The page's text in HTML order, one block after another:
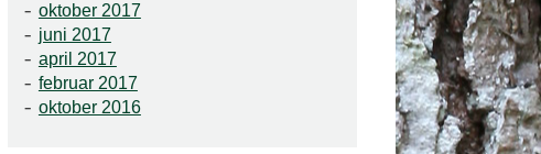
oktober 2017
juni 2017
april 2017
februar 2017
oktober 2016